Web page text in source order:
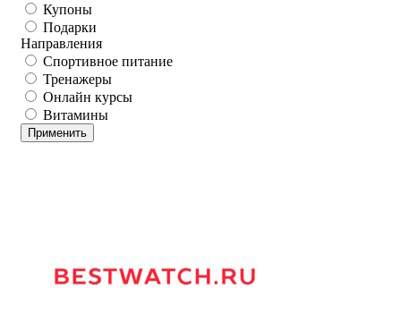
Купоны
Подарки
Направления
Спортивное питание
Тренажеры
Онлайн курсы
Витамины
Применить